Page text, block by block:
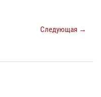
Следующая →